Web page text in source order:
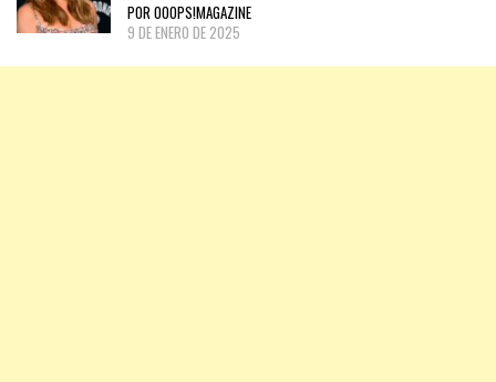
POR OOOPS!MAGAZINE
9 DE ENERO DE 2025